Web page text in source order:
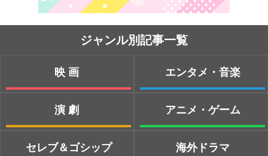
ジャンル別記事一覧
映画
演劇
セレブ＆ゴシップ
エンタメ・音楽
アニメ・ゲーム
海外ドラマ